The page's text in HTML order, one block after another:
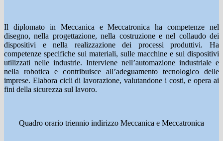
Il diplomato in Meccanica e Meccatronica ha competenze nel
disegno, nella progettazione, nella costruzione e nel collaudo dei
dispositivi e nella realizzazione dei processi produttivi. Ha
competenze specifiche sui materiali, sulle macchine e sui dispositivi
utilizzati nelle industrie. Interviene nell’automazione industriale e
nella robotica e contribuisce all’adeguamento tecnologico delle
imprese. Elabora cicli di lavorazione, valutandone i costi, e opera ai
fini della sicurezza sul lavoro.
Quadro orario triennio indirizzo Meccanica e Meccatronica